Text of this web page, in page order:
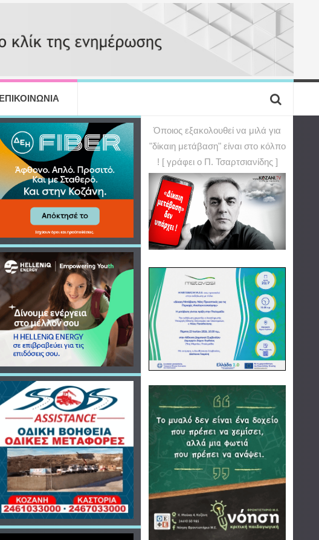
ΕΠΙΚΟΙΝΩΝΙΑ
Όποιος εξακολουθεί να μιλά για
"δίκαιη μετάβαση" είναι στο κόλπο
! [ γράφει ο Π. Τσαρτσιανίδης ]